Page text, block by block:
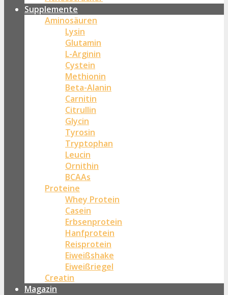
Supplemente
Aminosäuren
Lysin
Glutamin
L-Arginin
Cystein
Methionin
Beta-Alanin
Carnitin
Citrullin
Glycin
Tyrosin
Tryptophan
Leucin
Ornithin
BCAAs
Proteine
Whey Protein
Casein
Erbsenprotein
Hanfprotein
Reisprotein
Eiweißshake
Eiweißriegel
Creatin
Magazin